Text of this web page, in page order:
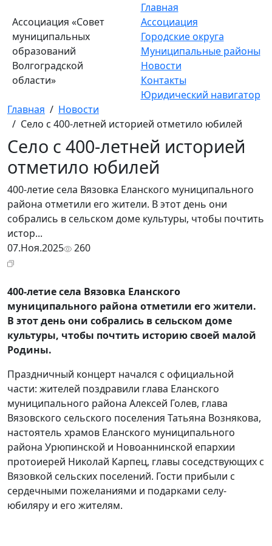
Ассоциация «Совет
муниципальных
образований
Волгоградской
области»
Главная
Ассоциация
Городские округа
Муниципальные районы
Новости
Контакты
Юридический навигатор
Главная / Новости
/ Село с 400-летней историей отметило юбилей
Село с 400-летней историей
отметило юбилей
400-летие села Вязовка Еланского муниципального
района отметили его жители. В этот день они
собрались в сельском доме культуры, чтобы почтить
истор...
07.Ноя.2025
260
400-летие села Вязовка Еланского
муниципального района отметили его жители.
В этот день они собрались в сельском доме
культуры, чтобы почтить историю своей малой
Родины.
Праздничный концерт начался с официальной
части: жителей поздравили глава Еланского
муниципального района Алексей Голев, глава
Вязовского сельского поселения Татьяна Вознякова,
настоятель храмов Еланского муниципального
района Урюпинской и Новоаннинской епархии
протоиерей Николай Карпец, главы соседствующих с
Вязовкой сельских поселений. Гости прибыли с
сердечными пожеланиями и подарками селу-
юбиляру и его жителям.